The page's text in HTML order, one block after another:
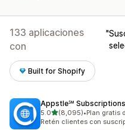
133 aplicaciones
con
Built for Shopify
Appstle℠
5.0de 5 estrellas
(8,095)
8095 reseñas en total
•Plan gratis
Retén clientes con